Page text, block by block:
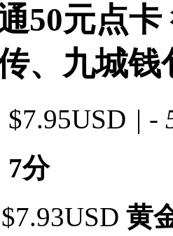
50元点
、九城钱
$7.95USD | -
7分
$7.93USD 黄